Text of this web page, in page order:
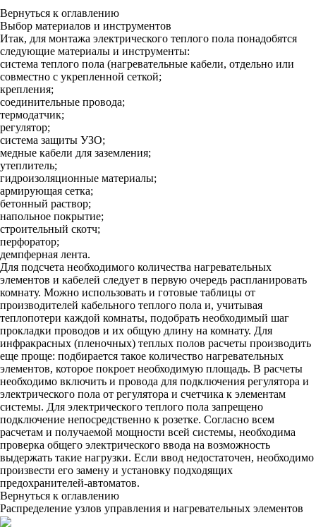
Вернуться к оглавлению
Выбор материалов и инструментов
Итак, для монтажа электрического теплого пола понадобятся
следующие материалы и инструменты:
система теплого пола (нагревательные кабели, отдельно или
совместно с укрепленной сеткой;
крепления;
соединительные провода;
термодатчик;
регулятор;
система защиты УЗО;
медные кабели для заземления;
утеплитель;
гидроизоляционные материалы;
армирующая сетка;
бетонный раствор;
напольное покрытие;
строительный скотч;
перфоратор;
демпферная лента.
Для подсчета необходимого количества нагревательных
элементов и кабелей следует в первую очередь распланировать
комнату. Можно использовать и готовые таблицы от
производителей кабельного теплого пола и, учитывая
теплопотери каждой комнаты, подобрать необходимый шаг
прокладки проводов и их общую длину на комнату. Для
инфракрасных (пленочных) теплых полов расчеты производить
еще проще: подбирается такое количество нагревательных
элементов, которое покроет необходимую площадь. В расчеты
необходимо включить и провода для подключения регулятора и
электрического пола от регулятора и счетчика к элементам
системы. Для электрического теплого пола запрещено
подключение непосредственно к розетке. Согласно всем
расчетам и получаемой мощности всей системы, необходима
проверка общего электрического ввода на возможность
выдержать такие нагрузки. Если ввод недостаточен, необходимо
произвести его замену и установку подходящих
предохранителей-автоматов.
Вернуться к оглавлению
Распределение узлов управления и нагревательных элементов